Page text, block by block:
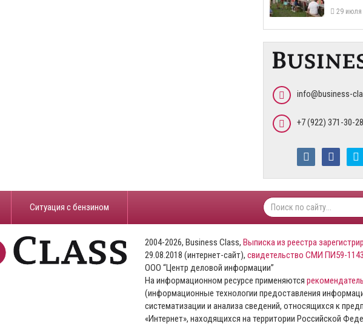
29 июля
info@business-
+7 (922) 371-30-28
​Ситуация с бензином
2004-2026, Business Class, Выписка из реестра
29.08.2018 (интернет-сайт), свидетельство СМИ ПИ59-1143
ООО “Центр деловой информации”
На информационном ресурсе применяются
(информационные технологии предоставления
систематизации и анализа сведений, относящихся к
«Интернет», находящихся на территории Российской